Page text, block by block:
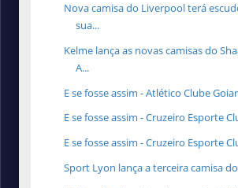
Nova camisa do Liverpool terá
sua...
Kelme lança as novas camisas do
A...
E se fosse assim - Atlético Clube
E se fosse assim - Cruzeiro Esporte
E se fosse assim - Cruzeiro Esporte
Sport Lyon lança a terceira camisa do